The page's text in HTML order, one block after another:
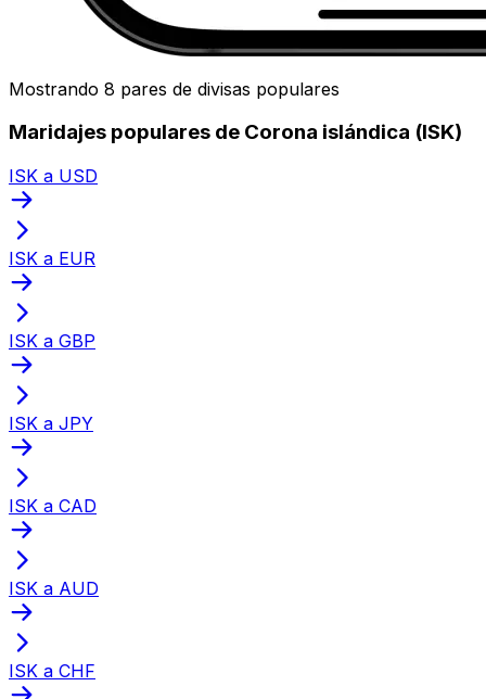
Mostrando 8 pares de divisas populares
Maridajes populares de Corona islándica (ISK)
ISK a USD
ISK a EUR
ISK a GBP
ISK a JPY
ISK a CAD
ISK a AUD
ISK a CHF